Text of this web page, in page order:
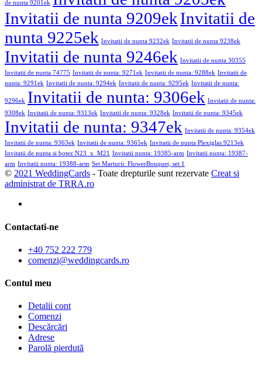
de nunta 9201ek
Invitatii de nunta 9209ekInvitatii de
nunta 9225ek Invitatii de nunta 9232ek Invitatii de nunta 9238ek
Invitatii de nunta 9246ek Invitatii de nunta 30355
Invitatii de nunta 74775 Invitatii de nunta: 9271ek Invitatii de nunta: 9288ek Invitatii de
nunta: 9291ek Invitatii de nunta: 9294ek Invitatii de nunta: 9295ek Invitatii de nunta:
9296ek Invitatii de nunta: 9306ek Invitatii de nunta:
9308ek Invitatii de nunta: 9313ek Invitatii de nunta: 9328ek Invitatii de nunta: 9345ek
Invitatii de nunta: 9347ek Invitatii de nunta: 9354ek
Invitatii de nunta: 9363ek Invitatii de nunta: 9365ek Invitatii de nunta Plexiglas 9213ek
Invitatii de nunta si botez N23_x_M21 Invitatii nunta: 19385-arm Invitatii nunta: 19387-
arm Invitatii nunta: 19388-arm Set Marturii: FlowerBouquet, set 1
© 2021 WeddingCards - Toate drepturile sunt rezervate Creat si
administrat de TRRA.ro
Contactati-ne
+40 752 222 779
comenzi@weddingcards.ro
Contul meu
Detalii cont
Comenzi
Descărcări
Adrese
Parolă pierdută